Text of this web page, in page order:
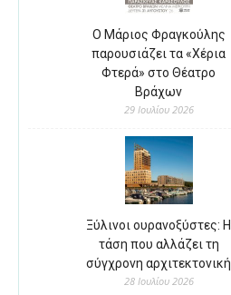
Ο Μάριος Φραγκούλης
παρουσιάζει τα «Χέρια
Φτερά» στο Θέατρο
Βράχων
29 Ιουλίου 2026
Ξύλινοι ουρανοξύστες: Η
τάση που αλλάζει τη
σύγχρονη αρχιτεκτονική
28 Ιουλίου 2026